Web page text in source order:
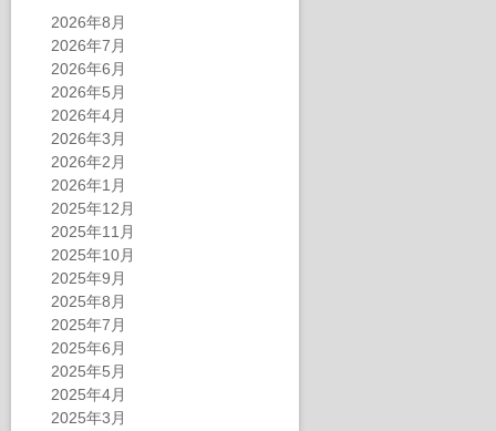
2026年8月
2026年7月
2026年6月
2026年5月
2026年4月
2026年3月
2026年2月
2026年1月
2025年12月
2025年11月
2025年10月
2025年9月
2025年8月
2025年7月
2025年6月
2025年5月
2025年4月
2025年3月